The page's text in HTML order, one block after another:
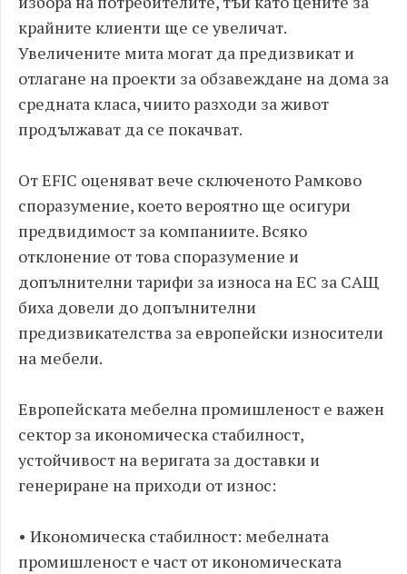
крайните клиенти ще се увеличат.
Увеличените мита могат да предизвикат и
отлагане на проекти за обзавеждане на дома за
средната класа, чиито разходи за живот
продължават да се покачват.
От EFIC оценяват вече сключеното Рамково
споразумение, което вероятно ще осигури
предвидимост за компаниите. Всяко
отклонение от това споразумение и
допълнителни тарифи за износа на ЕС за САЩ
биха довели до допълнителни
предизвикателства за европейски износители
на мебели.
Европейската мебелна промишленост е важен
сектор за икономическа стабилност,
устойчивост на веригата за доставки и
генериране на приходи от износ:
• Икономическа стабилност: мебелната
промишленост е част от икономическата